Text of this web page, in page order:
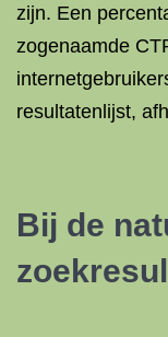
zijn. Een
zogenaamde
resultatenlijst,
Bij de